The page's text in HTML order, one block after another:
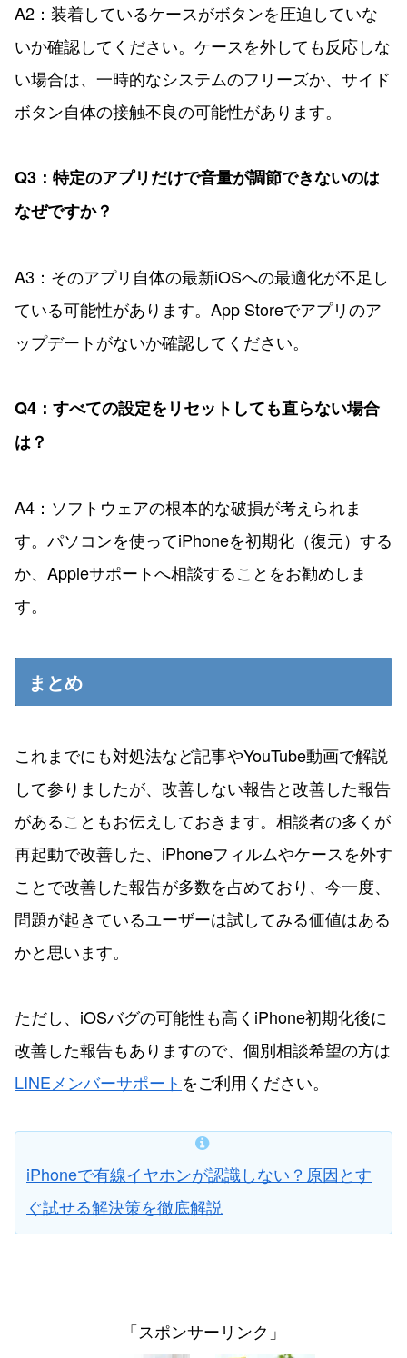
A2：装着しているケースがボタンを圧迫していな
いか確認してください。ケースを外しても反応しな
い場合は、一時的なシステムのフリーズか、サイド
ボタン自体の接触不良の可能性があります。
Q3：特定のアプリだけで音量が調節できないのは
なぜですか？
A3：そのアプリ自体の最新iOSへの最適化が不足し
ている可能性があります。App Storeでアプリのア
ップデートがないか確認してください。
Q4：すべての設定をリセットしても直らない場合
は？
A4：ソフトウェアの根本的な破損が考えられま
す。パソコンを使ってiPhoneを初期化（復元）する
か、Appleサポートへ相談することをお勧めしま
す。
まとめ
これまでにも対処法など記事やYouTube動画で解説
して参りましたが、改善しない報告と改善した報告
があることもお伝えしておきます。相談者の多くが
再起動で改善した、iPhoneフィルムやケースを外す
ことで改善した報告が多数を占めており、今一度、
問題が起きているユーザーは試してみる価値はある
かと思います。
ただし、iOSバグの可能性も高くiPhone初期化後に
改善した報告もありますので、個別相談希望の方は
LINEメンバーサポート をご利用ください。
iPhoneで有線イヤホンが認識しない？原因とす
ぐ試せる解決策を徹底解説
「スポンサーリンク」